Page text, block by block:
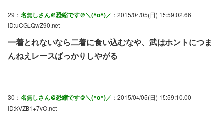
29： 名無しさん＠恐縮です＠＼(^o^)／ ：2015/04/05(日) 15:59:02.66
ID:uCGLQwZ90.net
一着とれないなら二着に食い込むなや、武はホントにつま
んねえレースばっかりしやがる
30： 名無しさん＠恐縮です＠＼(^o^)／ ：2015/04/05(日) 15:59:10.00
ID:kVZB1+7vO.net